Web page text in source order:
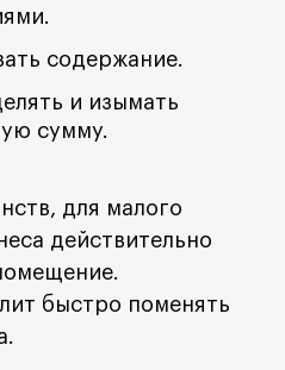
содержание.
и изымать
сумму.
для малого
действительно
быстро поменять